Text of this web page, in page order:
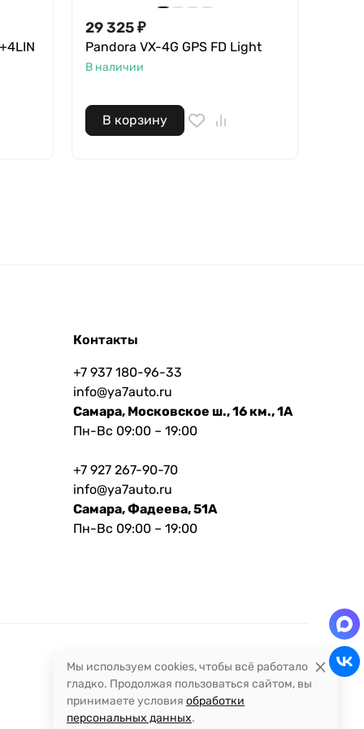
29 325₽
Pandora VX-4G GPS FD Light
В наличии
В корзину
Контакты
+7 937 180-96-33
info@ya7auto.ru
Самара, Московское ш., 16 км., 1А
Пн-Вс 09:00 – 19:00
+7 927 267-90-70
info@ya7auto.ru
Самара, Фадеева, 51А
Пн-Вс 09:00 – 19:00
Мы используем cookies, чтобы всё работало
гладко. Продолжая пользоваться сайтом, вы
принимаете условия обработки
персональных данных.